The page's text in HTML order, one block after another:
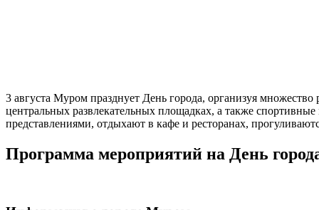
3 августа Муром празднует День города, организуя
центральных развлекательных площадках, а также
представлениями, отдыхают в кафе и ресторанах,
Программа мероприятий на День